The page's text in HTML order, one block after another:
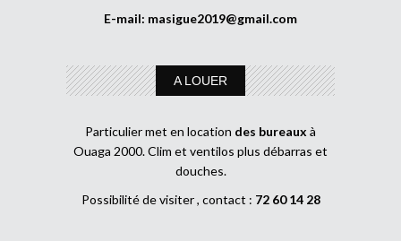
E-mail: masigue2019@gmail.com
A LOUER
Particulier met en location des bureaux à
Ouaga 2000. Clim et ventilos plus débarras et
douches.
Possibilité de visiter , contact : 72 60 14 28